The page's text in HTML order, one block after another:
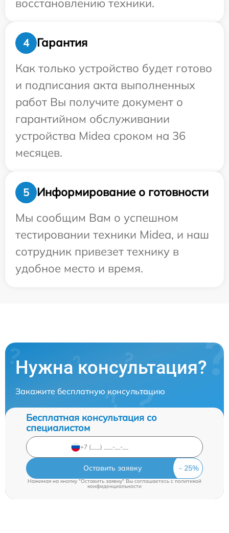
восстановлению техники.
4
Гарантия
Как только устройство будет готово
и подписания акта выполненных
работ Вы получите документ о
гарантийном обслуживании
устройства Midea сроком на 36
месяцев.
5
Информирование о готовности
Мы сообщим Вам о успешном
тестировании техники Midea, и наш
сотрудник привезет технику в
удобное место и время.
Нужна консультация?
Закажите бесплатную консультацию
Бесплатная консультация со
специалистом
Оставить заявку
Нажимая на кнопку "Оставить заявку" Вы соглашаетесь cполитикой
конфиденциальности